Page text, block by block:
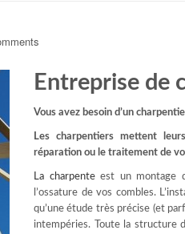
Entreprise de
Vous avez besoin d’un
Les charpentiers mettent
réparation ou le traitement de
La charpenteest un montage
l’ossature de vos combles.
qu’une étude très précise (et
intempéries. Toute la structure